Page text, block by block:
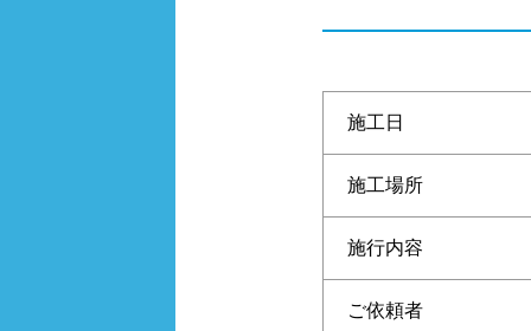
施工日
施工場所
施行内容
ご依頼者